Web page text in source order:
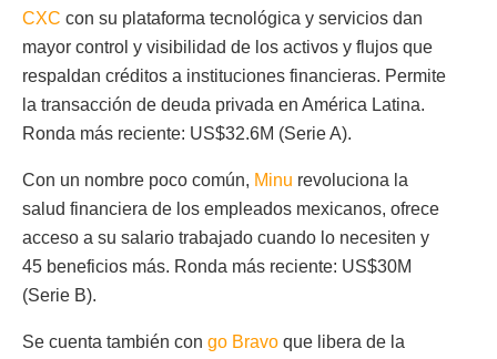
CXC con su plataforma tecnológica y servicios dan
mayor control y visibilidad de los activos y flujos que
respaldan créditos a instituciones financieras. Permite
la transacción de deuda privada en América Latina.
Ronda más reciente: US$32.6M (Serie A).
Con un nombre poco común, Minu revoluciona la
salud financiera de los empleados mexicanos, ofrece
acceso a su salario trabajado cuando lo necesiten y
45 beneficios más. Ronda más reciente: US$30M
(Serie B).
Se cuenta también con go Bravo que libera de la